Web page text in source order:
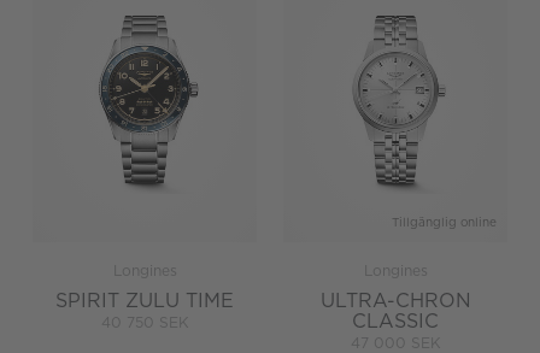
Longines
SPIRIT ZULU TIME
40 750 SEK
Tillgänglig online
Longines
ULTRA-CHRON
CLASSIC
47 000 SEK